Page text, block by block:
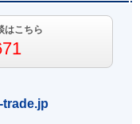
はこちら